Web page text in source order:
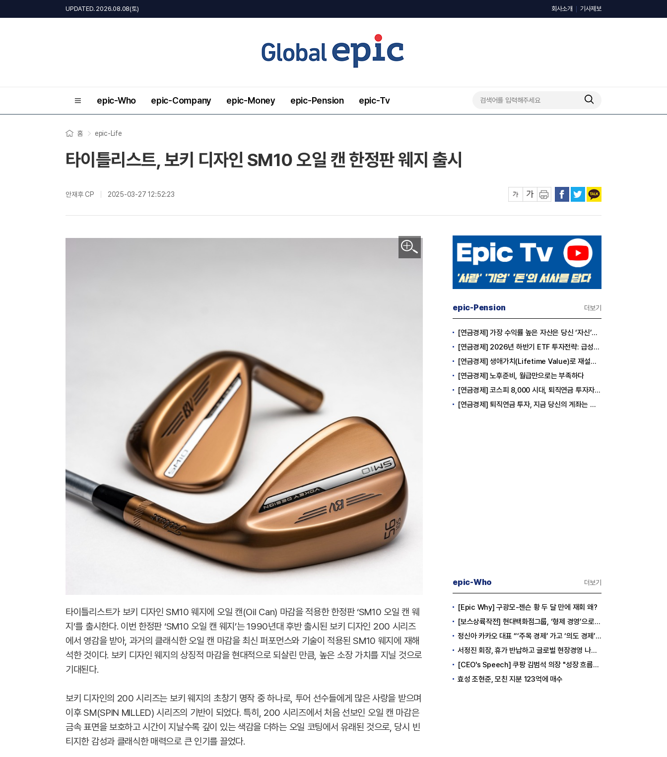
UPDATED. 2026.08.08(토) 회사소개 기사제보
epic-Who epic-Company epic-Money epic-Pension epic-Tv
홈 epic-Life
타이틀리스트, 보키 디자인 SM10 오일 캔 한정판 웨지 출시
안재후 CP 2025-03-27 12:52:23
이미지 확대보기
타이틀리스트가 보키 디자인 SM10 웨지에 오일 캔(Oil Can) 마감을 적용한 한정판 ‘SM10 오일 캔 웨
지’를 출시한다. 이번 한정판 ‘SM10 오일 캔 웨지’는 1990년대 후반 출시된 보키 디자인 200 시리즈
에서 영감을 받아, 과거의 클래식한 오일 캔 마감을 최신 퍼포먼스와 기술이 적용된 SM10 웨지에 재해
석한 것이다. 보키 디자인 웨지의 상징적 마감을 현대적으로 되살린 만큼, 높은 소장 가치를 지닐 것으로
기대된다.
보키 디자인의 200 시리즈는 보키 웨지의 초창기 명작 중 하나로, 투어 선수들에게 많은 사랑을 받으며
이후 SM(SPIN MILLED) 시리즈의 기반이 되었다. 특히, 200 시리즈에서 처음 선보인 오일 캔 마감은
금속 표면을 보호하고 시간이 지날수록 깊이 있는 색감을 더하는 오일 코팅에서 유래된 것으로, 당시 빈
티지한 감성과 클래식한 매력으로 큰 인기를 끌었다.
epic-Pension 더보기
[연금경제] 가장 수익률 높은 자산은 당신 ‘자신’이다
[연금경제] 2026년 하반기 ETF 투자전략: 급성장의 상반기를 접고, 이제 '실적'이 가르는 하반기를 맞다
[연금경제] 생애가치(Lifetime Value)로 재설계하는 은퇴 후 안정적 생활보장과 평생소득 전략
[연금경제] 노후준비, 월급만으로는 부족하다
[연금경제] 코스피 8,000 시대, 퇴직연금 투자자는 왜 지금 FOMO를 경계해야 하는가
[연금경제] 퇴직연금 투자, 지금 당신의 계좌는 어느 편인가?
epic-Who 더보기
[Epic Why] 구광모-젠슨 황 두 달 만에 재회 왜?
[보스상륙작전] 현대백화점그룹, ‘형제 경영’으로 방향 틀었다
정신아 카카오 대표 “‘주목 경제’ 가고 ‘의도 경제’ 왔다”
서정진 회장, 휴가 반납하고 글로벌 현장경영 나선다
[CEO's Speech] 쿠팡 김범석 의장 "성장 흐름은 변하지 않았다"
효성 조현준, 모친 지분 123억에 매수